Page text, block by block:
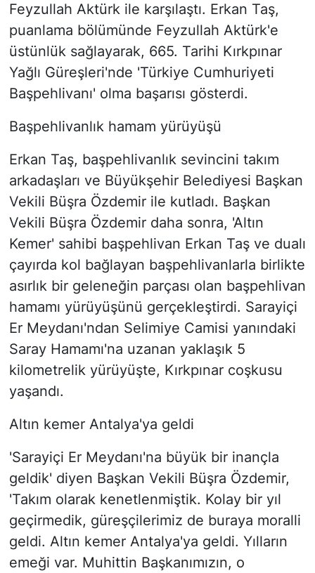
Feyzullah Aktürk ile karşılaştı. Erkan Taş,
puanlama bölümünde Feyzullah Aktürk'e
üstünlük sağlayarak, 665. Tarihi Kırkpınar
Yağlı Güreşleri'nde 'Türkiye Cumhuriyeti
Başpehlivanı' olma başarısı gösterdi.
Başpehlivanlık hamam yürüyüşü
Erkan Taş, başpehlivanlık sevincini takım
arkadaşları ve Büyükşehir Belediyesi Başkan
Vekili Büşra Özdemir ile kutladı. Başkan
Vekili Büşra Özdemir daha sonra, 'Altın
Kemer' sahibi başpehlivan Erkan Taş ve dualı
çayırda kol bağlayan başpehlivanlarla birlikte
asırlık bir geleneğin parçası olan başpehlivan
hamamı yürüyüşünü gerçekleştirdi. Sarayiçi
Er Meydanı'ndan Selimiye Camisi yanındaki
Saray Hamamı'na uzanan yaklaşık 5
kilometrelik yürüyüşte, Kırkpınar coşkusu
yaşandı.
Altın kemer Antalya'ya geldi
'Sarayiçi Er Meydanı'na büyük bir inançla
geldik' diyen Başkan Vekili Büşra Özdemir,
'Takım olarak kenetlenmiştik. Kolay bir yıl
geçirmedik, güreşçilerimiz de buraya moralli
geldi. Altın kemer Antalya'ya geldi. Yılların
emeği var. Muhittin Başkanımızın, o